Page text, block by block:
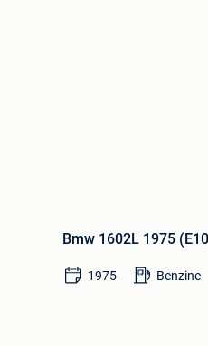
Bmw 1602L 1975
1975 Benzine